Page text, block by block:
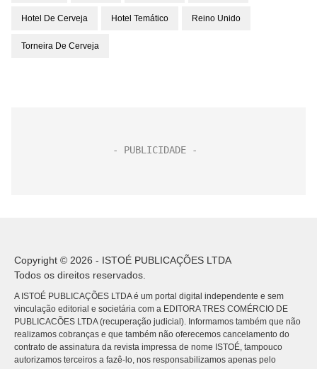
Hotel De Cerveja Hotel Temático Reino Unido
Torneira De Cerveja
Copyright © 2026 - ISTOÉ PUBLICAÇÕES LTDA
Todos os direitos reservados.
A ISTOÉ PUBLICAÇÕES LTDA é um portal digital independente e sem
vinculação editorial e societária com a EDITORA TRES COMÉRCIO DE
PUBLICACÕES LTDA (recuperação judicial). Informamos também que não
realizamos cobranças e que também não oferecemos cancelamento do
contrato de assinatura da revista impressa de nome ISTOÉ, tampouco
autorizamos terceiros a fazê-lo, nos responsabilizamos apenas pelo